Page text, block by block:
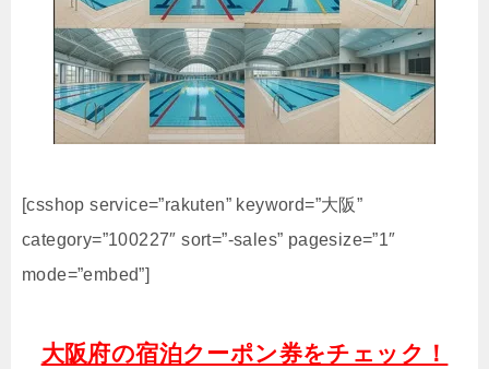
[csshop service=”rakuten” keyword=”大阪”
category=”100227″ sort=”-sales” pagesize=”1″
mode=”embed”]
大阪府の宿泊クーポン券をチェック！